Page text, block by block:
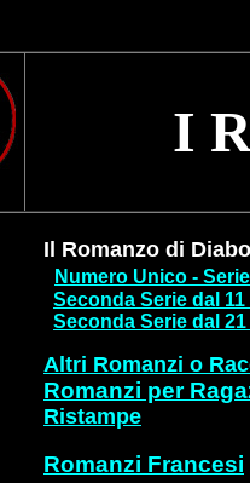
I
Il Romanzo di
Numero Unico -
Seconda Serie dal 11
Seconda Serie dal 21
Altri Romanzi o
Romanzi per
Ristampe
Romanzi Francesi